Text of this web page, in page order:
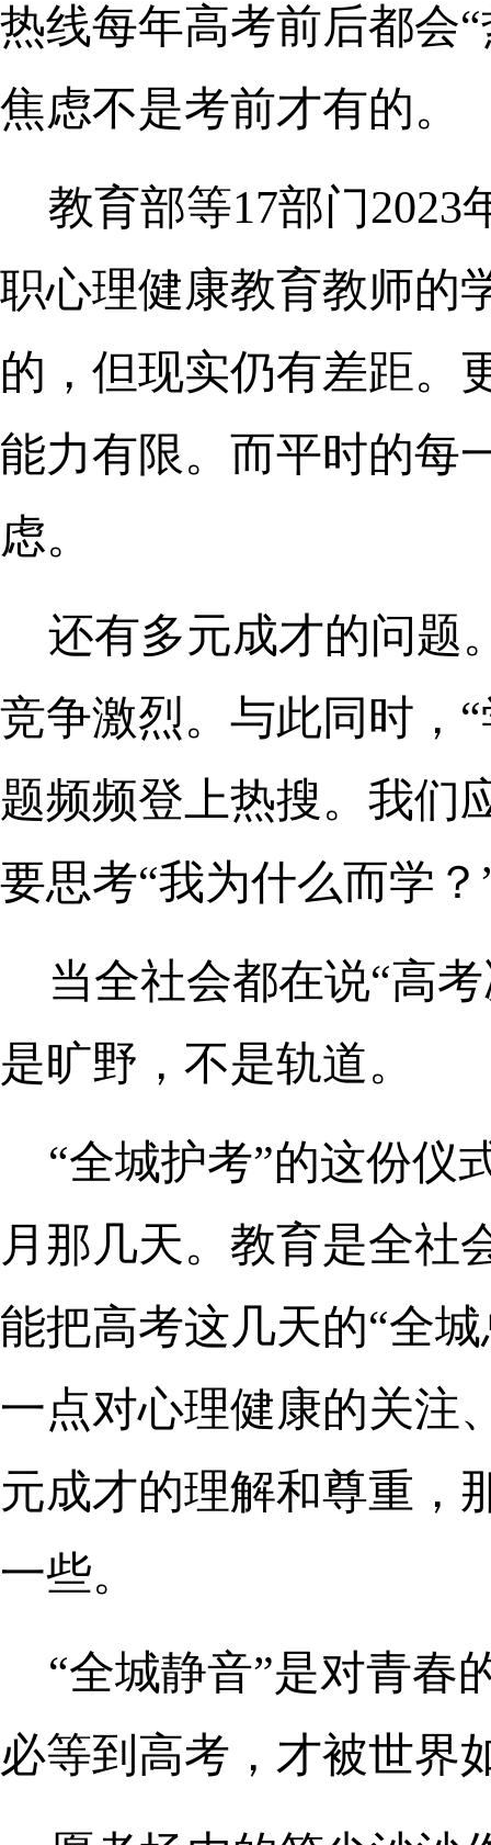
热线每年高考前后都会
焦虑不是考前才有的。
教育部等17部门2023
职心理健康教育教师的
的，但现实仍有差距。
能力有限。而平时的每
虑。
还有多元成才的问题
竞争激烈。与此同时，
题频频登上热搜。我们
要思考“我为什么而学
当全社会都在说“高
是旷野，不是轨道。
“全城护考”的这份仪
月那几天。教育是全社
能把高考这几天的“全
一点对心理健康的关注
元成才的理解和尊重，
一些。
“全城静音”是对青春
必等到高考，才被世界